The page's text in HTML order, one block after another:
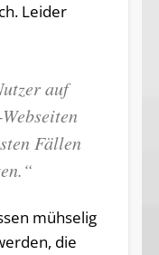
Leider
auf
Fällen
mühselig
die